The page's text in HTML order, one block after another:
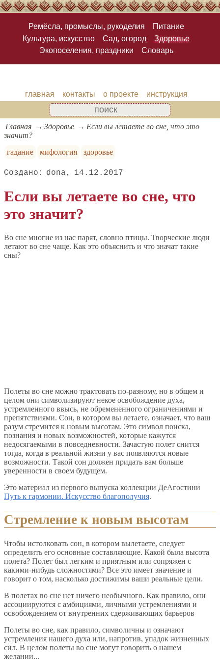
Ремёсла, промыслы, рукоделия
Питание
Культура, искусство
Сад, огород
Здоровье
Экопоселения, праздники
Словарь
главная контакты о проекте инструкция
Главная Здоровье
Если вы летаете во сне, что это
значит?
гадание
мифология здоровье
dona 14.12.2017
Если вы летаете во сне, что
это значит?
Во сне многие из нас парят, словно птицы. Творческие люди
летают во сне чаще. Как это объяснить и что значат такие
сны?
Полеты во сне можно трактовать по-разному, но в общем и
целом они символизируют некое освобождение духа,
устремленного ввысь, не обремененного ограничениями и
препятствиями. Сон, в котором вы летаете, означает, что ваш
разум стремится к новым высотам. Это символ поиска,
познания и новых возможностей, которые кажутся
недосягаемыми в повседневности. Зачастую полет снится
тогда, когда в реальной жизни у вас появляются новые
возможности. Такой сон должен придать вам больше
уверенности в своем будущем.
Это материал из первого выпуска коллекции ДеАгостини
Путь к гармонии. Искусство благополучия.
Стремление к новым высотам
Чтобы истолковать сон, в котором вылетаете, следует
определить его основные составляющие. Какой была высота
полета? Полет был легким и приятным или сопряжен с
какими-нибудь сложностями? Все это имеет значение и
говорит о том, насколько достижимы ваши реальные цели.
В полетах во сне нет ничего необычного. Как правило, они
ассоциируются с амбициями, личными устремлениями и
освобождением от внутренних сдерживающих барьеров
Полеты во сне, как правило, символичны и означают
устремления нашего духа или, напротив, упадок жизненных
сил. В целом полеты во сне могут говорить о нашем
желании...